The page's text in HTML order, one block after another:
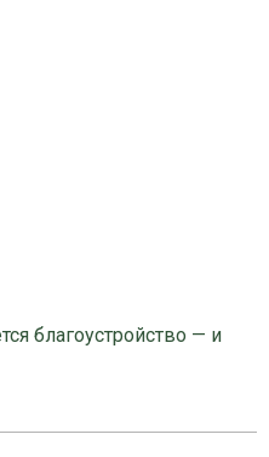
благоустройство — и